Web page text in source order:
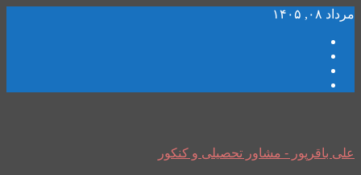
مرداد ۰۸, ۱۴۰۵
علی باقرپور - مشاور تحصیلی و کنکور